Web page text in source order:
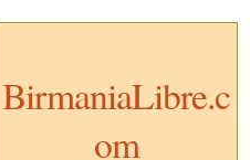
BirmaniaLibre.c
om